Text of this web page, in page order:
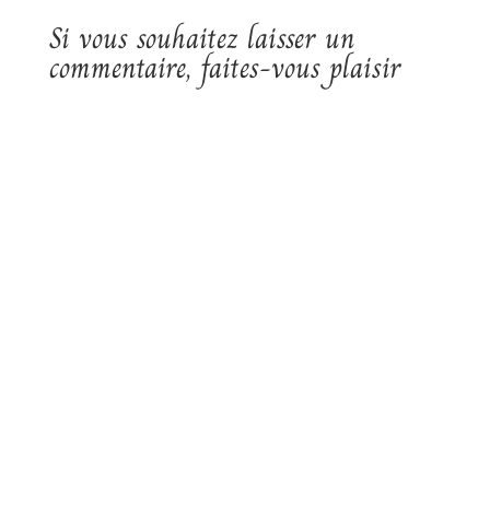
Si vous souhaitez laisser un
commentaire, faites-vous plaisir